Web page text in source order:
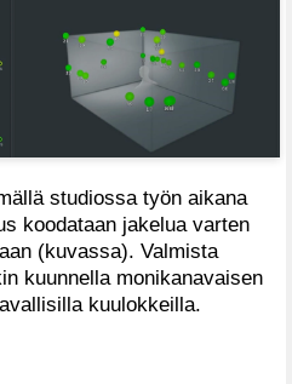
studiossa työn aikana
koodataan jakelua varten
(kuvassa). Valmista
kuunnella monikanavaisen
kuulokkeilla.